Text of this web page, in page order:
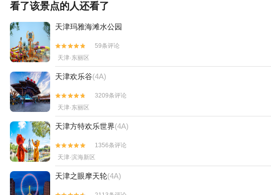
看了该景点的人还看了
天津玛雅海滩水公园


59条评论
天津·东丽区
天津欢乐谷(4A)


3209条评论
天津·东丽区
天津方特欢乐世界(4A)


1356条评论
天津·滨海新区
天津之眼摩天轮(4A)